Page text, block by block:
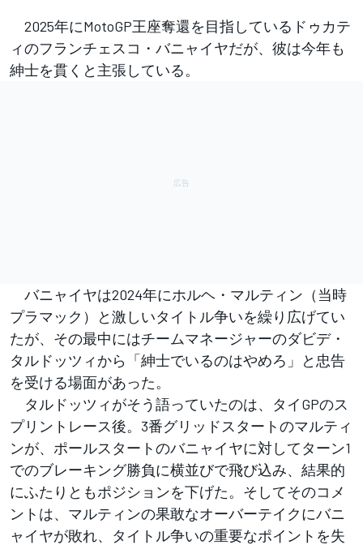
2025年にMotoGP王座奪還を目指しているドゥカテ
ィのフランチェスコ・バニャイヤだが、彼は今年も
紳士を貫くと主張している。
バニャイヤは2024年にホルヘ・マルティン（当時
プラマック）と激しいタイトル争いを繰り広げてい
たが、その最中にはチームマネージャーのダビデ・
タルドッツィから「紳士でいるのはやめろ」と忠告
を受ける場面があった。
タルドッツィがそう語っていたのは、タイGPのス
プリントレース後。3番グリッドスタートのマルティ
ンが、ポールスタートのバニャイヤに対してターン1
でのブレーキング勝負に横並びで飛び込み、結果的
にふたりともポジションを下げた。そしてそのコメ
ントは、マルティンの果敢なオーバーテイクにバニ
ャイヤが敗れ、タイトル争いの重要なポイントを失